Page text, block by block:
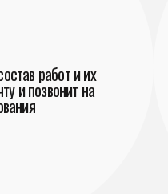
работ и их
и позвонит на